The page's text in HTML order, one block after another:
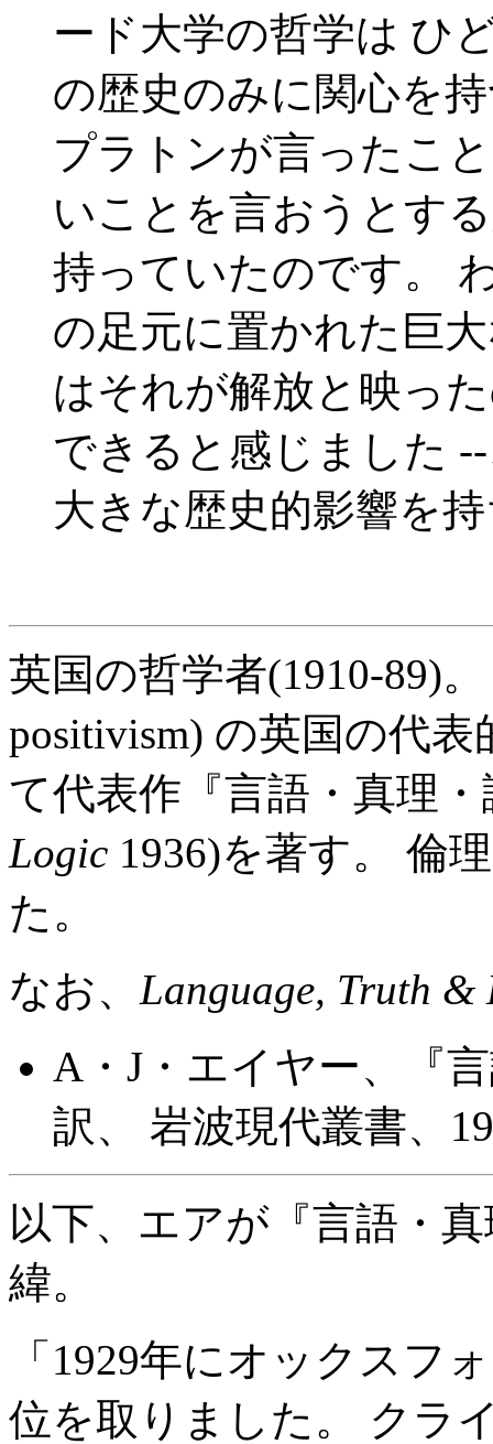
ード大学の哲学は ひ
の歴史のみに関心を
プラトンが言ったこ
いことを言おうとす
持っていたのです。
の足元に置かれた巨
はそれが解放と映っ
できると感じました
大きな歴史的影響を
英国の哲学者(1910-89)
positivism) の英国の代
て代表作『言語・真理
Logic 1936)を著す。 倫
た。
なお、 Language, Truth &
A・J・エイヤー、『
訳、 岩波現代叢書、
以下、エアが『言語・
緯。
「1929年にオックスフ
位を取りました。 クラ